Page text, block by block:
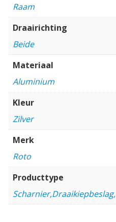
Raam
Draairichting
Beide
Materiaal
Aluminium
Kleur
Zilver
Merk
Roto
Producttype
Scharnier,Draaikiepbeslag,